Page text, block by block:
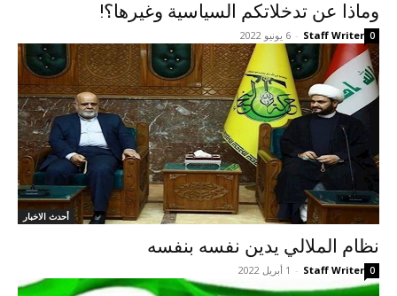
وماذا عن تدخلاتکم السياسية وغيرها؟!
Staff Writer
- 6 يونيو 2022 0
أحدث الاخبار
نظام الملالي يدين نفسه بنفسه
Staff Writer
- 1 أبريل 2022 0